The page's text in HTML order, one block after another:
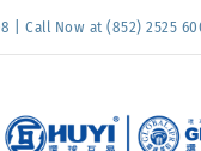
| Call Now at (852) 2525